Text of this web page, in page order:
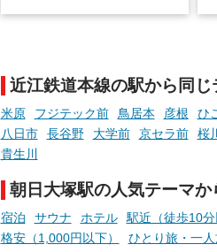
手相やタロットなど気軽に楽し
める占いで、“ととのう”おふろ
時間を、もっと特別に。
近江鉄道本線の駅から同じ
米原 フジテック前 鳥居本 彦根 ひ
八日市
長谷野 大学前 京セラ前 桜川
貴生川
朝日大塚駅の人気テーマか
宿泊 サウナ ホテル 駅近（徒歩10分
格安（1,000円以下）
ひとり旅・一